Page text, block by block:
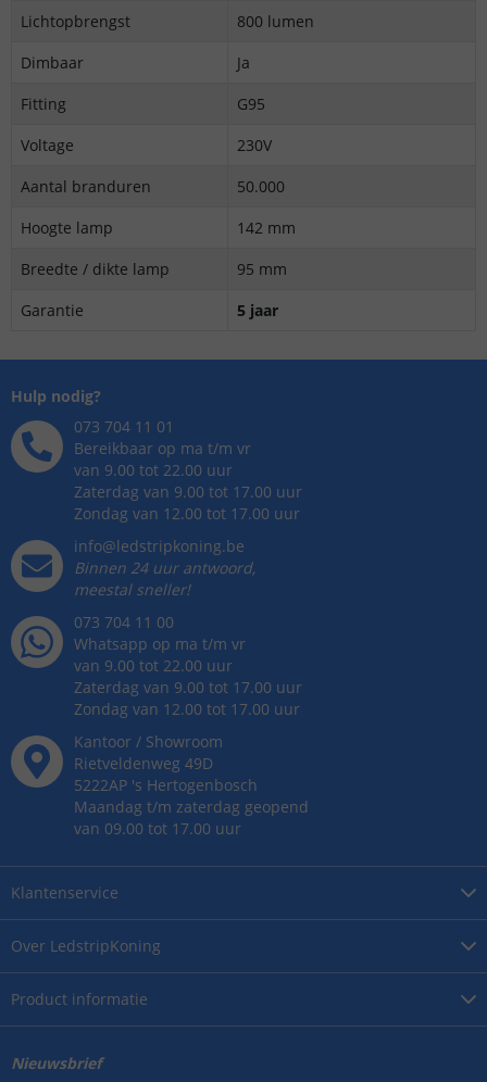
Lichtopbrengst
800 lumen
Dimbaar
Ja
Fitting
G95
Voltage
230V
Aantal branduren
50.000
Hoogte lamp
142 mm
Breedte / dikte lamp
95 mm
Garantie
5 jaar
Over LedstripKoning
Product informatie
Klantenservice
Hulp nodig?
073 704 11 01
Bereikbaar op ma t/m vr
van 9.00 tot 22.00 uur
Zaterdag van 9.00 tot 17.00 uur
Zondag van 12.00 tot 17.00 uur
info@ledstripkoning.be
Binnen 24 uur antwoord,
meestal sneller!
073 704 11 00
Whatsapp op ma t/m vr
van 9.00 tot 22.00 uur
Zaterdag van 9.00 tot 17.00 uur
Zondag van 12.00 tot 17.00 uur
Kantoor / Showroom
Rietveldenweg 49D
5222AP 's Hertogenbosch
Maandag t/m zaterdag geopend
van 09.00 tot 17.00 uur
Nieuwsbrief